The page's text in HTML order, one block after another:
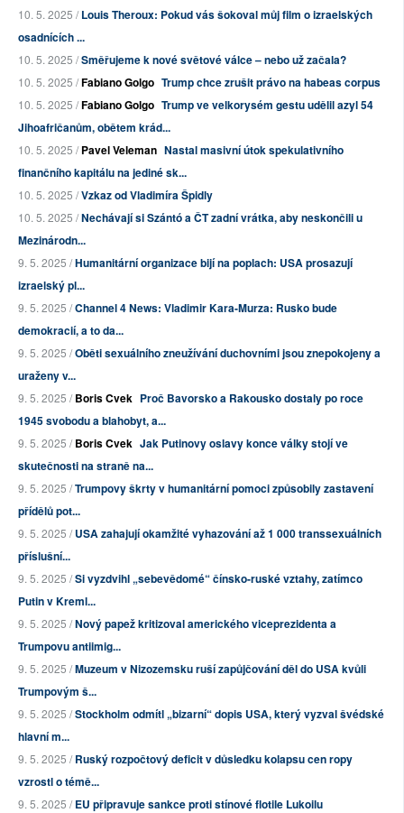
10. 5. 2025 /Louis Theroux: Pokud vás šokoval můj film o izraelských
osadnících ...
10. 5. 2025 /Směřujeme k nové světové válce – nebo už začala?
10. 5. 2025 /Fabiano Golgo Trump chce zrušit právo na habeas corpus
10. 5. 2025 /Fabiano Golgo Trump ve velkorysém gestu udělil azyl 54
Jihoafričanům, obětem krád...
10. 5. 2025 /Pavel Veleman Nastal masivní útok spekulativního
finančního kapitálu na jediné sk...
10. 5. 2025 /Vzkaz od Vladimíra Špidly
10. 5. 2025 /Nechávají si Szántó a ČT zadní vrátka, aby neskončili u
Mezinárodn...
9. 5. 2025 /Humanitární organizace bijí na poplach: USA prosazují
izraelský pl...
9. 5. 2025 /Channel 4 News: Vladimir Kara-Murza: Rusko bude
demokracií, a to da...
9. 5. 2025 /Oběti sexuálního zneužívání duchovními jsou znepokojeny a
uraženy v...
9. 5. 2025 /Boris Cvek Proč Bavorsko a Rakousko dostaly po roce
1945 svobodu a blahobyt, a...
9. 5. 2025 /Boris Cvek Jak Putinovy oslavy konce války stojí ve
skutečnosti na straně na...
9. 5. 2025 /Trumpovy škrty v humanitární pomoci způsobily zastavení
přídělů pot...
9. 5. 2025 /USA zahajují okamžité vyhazování až 1 000 transsexuálních
příslušní...
9. 5. 2025 /Si vyzdvihl „sebevědomé“ čínsko-ruské vztahy, zatímco
Putin v Kreml...
9. 5. 2025 /Nový papež kritizoval amerického viceprezidenta a
Trumpovu antiimig...
9. 5. 2025 /Muzeum v Nizozemsku ruší zapůjčování děl do USA kvůli
Trumpovým š...
9. 5. 2025 /Stockholm odmítl „bizarní“ dopis USA, který vyzval švédské
hlavní m...
9. 5. 2025 /Ruský rozpočtový deficit v důsledku kolapsu cen ropy
vzrostl o témě...
9. 5. 2025 /EU připravuje sankce proti stínové flotile Lukoilu